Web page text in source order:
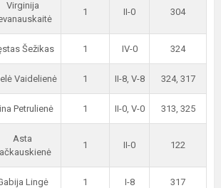
Virginija
1 II-0 304
Šežikas 1 IV-0 324
Vaidelienė 1 II-8, V-8 324, 317
Petrulienė 1 II-0, V-0 313, 325
Asta
1 II-0 122
Lingė 1 I-8 317